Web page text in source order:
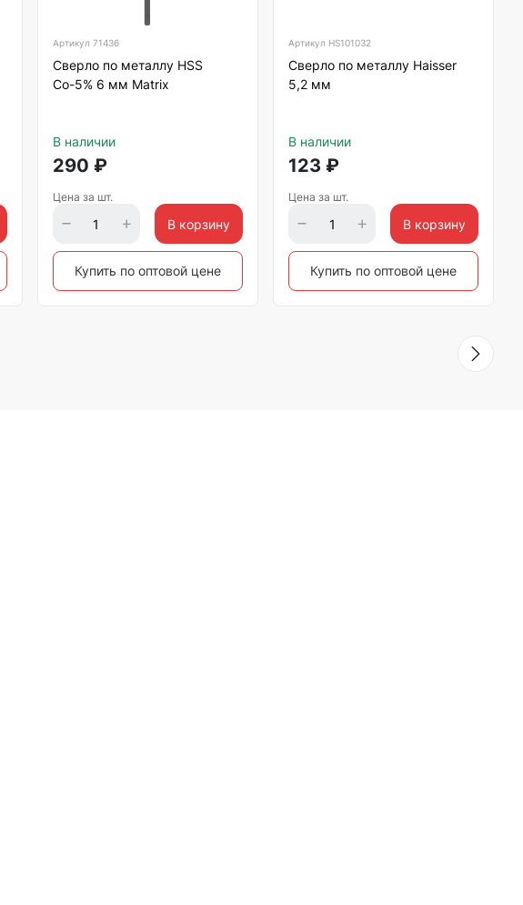
Артикул 71436
Сверло по металлу HSS
Со-5% 6 мм Matrix
В наличии
290 ₽
Цена за шт.
В корзину
Купить по оптовой цене
Артикул HS101032
Сверло по металлу Haisser
5,2 мм
В наличии
123 ₽
Цена за шт.
В корзину
Купить по оптовой цене